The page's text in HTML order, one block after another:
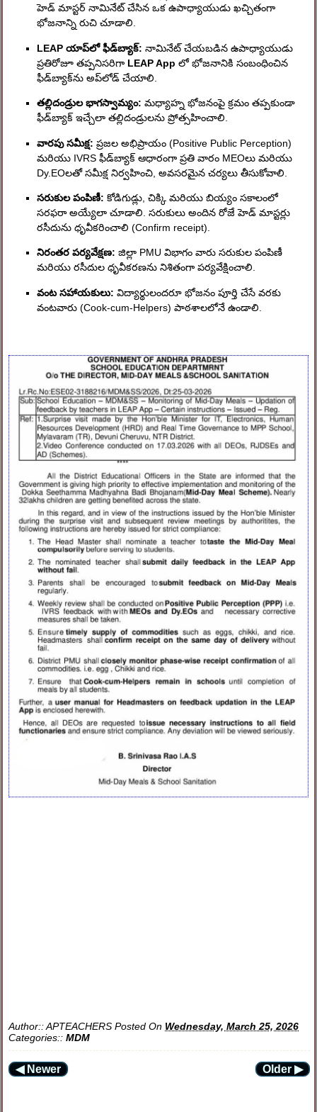
హెడ్ మాస్టర్ నామినేట్ చేసిన ఒక ఉపాధ్యాయుడు ఖచ్చితంగా
భోజనాన్ని రుచి చూడాలి.
LEAP యాప్‌లో ఫీడ్‌బ్యాక్: నామినేట్ చేయబడిన ఉపాధ్యాయుడు
ప్రతిరోజూ తప్పనిసరిగా LEAP App లో భోజనానికి సంబంధించిన
ఫీడ్‌బ్యాక్‌ను అప్‌లోడ్ చేయాలి.
తల్లిదండ్రుల భాగస్వామ్యం: మధ్యాహ్న భోజనంపై క్రమం తప్పకుండా
ఫీడ్‌బ్యాక్ ఇచ్చేలా తల్లిదండ్రులను ప్రోత్సహించాలి.
వారపు సమీక్ష: ప్రజల అభిప్రాయం (Positive Public Perception)
మరియు IVRS ఫీడ్‌బ్యాక్ ఆధారంగా ప్రతి వారం MEOలు మరియు
Dy.EOలతో సమీక్ష నిర్వహించి, అవసరమైన చర్యలు తీసుకోవాలి.
సరుకుల పంపిణీ: కోడిగుడ్లు, చిక్కి మరియు బియ్యం సకాలంలో
సరఫరా అయ్యేలా చూడాలి. సరుకులు అందిన రోజే హెడ్ మాస్టర్లు
రసీదును ధృవీకరించాలి (Confirm receipt).
నిరంతర పర్యవేక్షణ: జిల్లా PMU విభాగం వారు సరుకుల పంపిణీ
మరియు రసీదుల ధృవీకరణను నిశితంగా పర్యవేక్షించాలి.
వంట సహాయకులు: విద్యార్థులందరూ భోజనం పూర్తి చేసే వరకు
వంటవారు (Cook-cum-Helpers) పాఠశాలలోనే ఉండాలి.
Author::APTEACHERS Posted On Wednesday, March 25, 2026
Categories::MDM
◀ Newer Older ▶